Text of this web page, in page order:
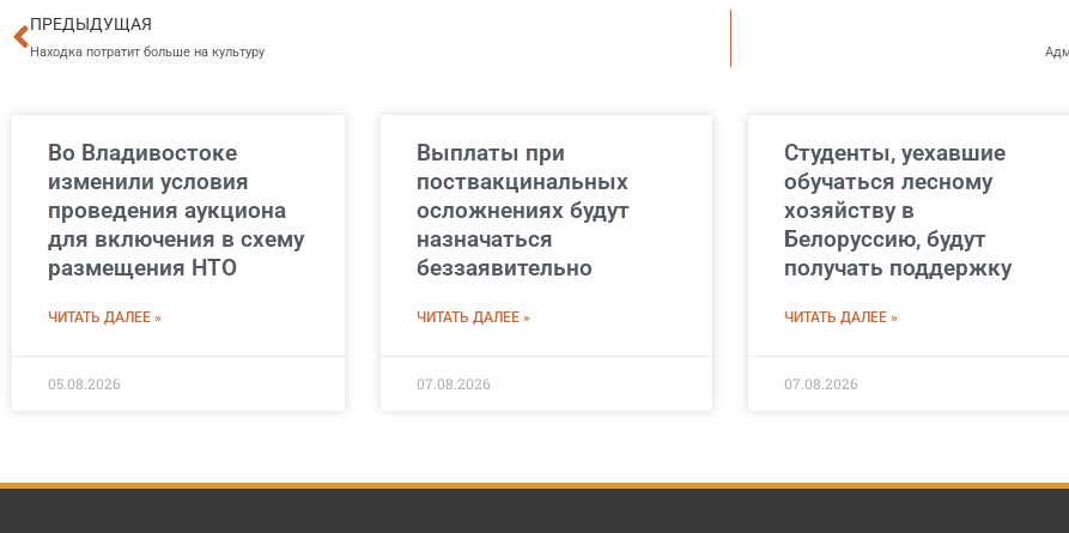
Пред
ПРЕДЫДУЩАЯ
Находка потратит больше на культуру
Во Владивостоке
изменили условия
проведения аукциона
для включения в схему
размещения НТО
ЧИТАТЬ ДАЛЕЕ »
05.08.2026
Выплаты при
поствакцинальных
осложнениях будут
назначаться
беззаявительно
ЧИТАТЬ ДАЛЕЕ »
07.08.2026
Студенты, уехавшие
обучаться лесному
хозяйству в
Белоруссию, будут
получать поддержку
ЧИТАТЬ ДАЛЕЕ »
07.08.2026